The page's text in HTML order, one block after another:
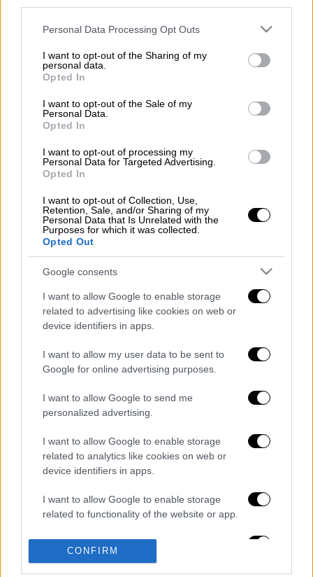
Please note that this website/app uses one or more Google
not limited to your visit or usage behaviour. You may click to
grant or deny consent to Google and its third-party tags to
use your data for below specified purposes in below Google
consent section.
Personal Data Processing Opt Outs
I want to opt-out of the Sharing of my
personal data.
Opted In
I want to opt-out of the Sale of my
Personal Data.
Opted In
I want to opt-out of processing my
Personal Data for Targeted Advertising.
Opted In
I want to opt-out of Collection, Use,
Retention, Sale, and/or Sharing of my
Personal Data that Is Unrelated with the
Purposes for which it was collected.
Opted Out
Google consents
I want to allow Google to enable storage
related to advertising like cookies on web or
device identifiers in apps.
I want to allow my user data to be sent to
Google for online advertising purposes.
I want to allow Google to send me
personalized advertising.
I want to allow Google to enable storage
related to analytics like cookies on web or
device identifiers in apps.
I want to allow Google to enable storage
related to functionality of the website or app.
I want to allow Google to enable storage
related to personalization.
CONFIRM
υποβάθμισε τηΓαλλία, αμαυρώνοντας το
ρεκόρ τουΕμανουέλ Μακρόνγια τη
διαχείριση του χρέους.
Διαβάστε περισσότερα στο imerisia.gr
Τα σχολιά σας δημοσιεύονται άμεσα με δική σας ευθύνη. Το
ΕΘΝΟΣ θα παρεμβαίνει και τα προσβλητικά σχόλια θα
διαγράφονται
Διαβάστε ακόμη
Kadebostany στο ethnos.gr: «Κάποτε
πίστευα ότι το να είσαι outsider ήταν
«Χωρίς σκηνές και κουβέρτες σε ακραίες
θερμοκρασίες»: Σε δραματικές συνθήκες
χιλιάδες μετανάστες στη Θέουτα
Η ΕΛΑΣ διαψεύδει το περιστατικό με
πρόταση για σεξουαλική συνεύρεση
Συναγερμός στον Λυκαβηττό: Σορός σε